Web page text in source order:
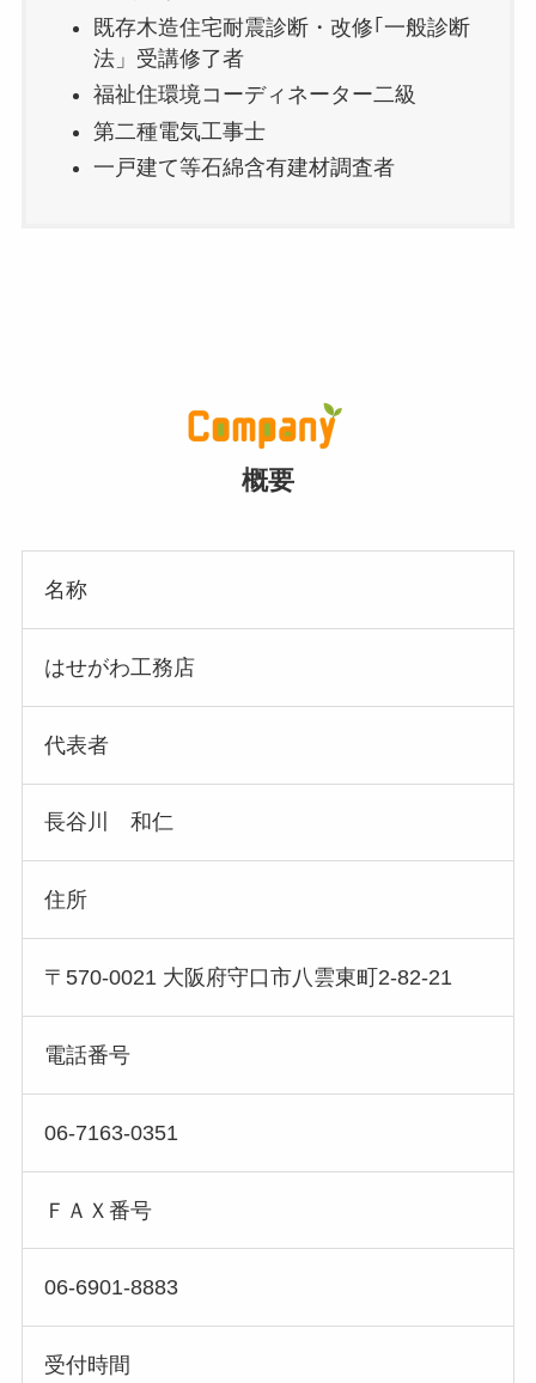
既存木造住宅耐震診断・改修｢一般診断
法」受講修了者
福祉住環境コーディネーター二級
第二種電気工事士
一戸建て等石綿含有建材調査者
概要
名称
はせがわ工務店
代表者
長谷川 和仁
住所
〒570-0021 大阪府守口市八雲東町2-82-21
電話番号
06-7163-0351
ＦＡＸ番号
06-6901-8883
受付時間